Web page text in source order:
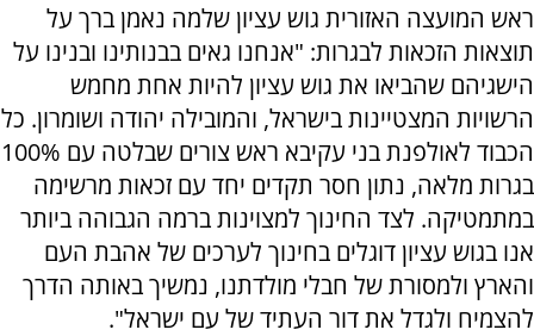
ראש המועצה האזורית גוש עציון שלמה נאמן ברך על
תוצאות הזכאות לבגרות: "אנחנו גאים בבנותינו ובנינו על
הישגיהם שהביאו את גוש עציון להיות אחת מחמש
הרשויות המצטיינות בישראל, והמובילה יהודה ושומרון. כל
הכבוד לאולפנת בני עקיבא ראש צורים שבלטה עם 100%
בגרות מלאה, נתון חסר תקדים יחד עם זכאות מרשימה
במתמטיקה. לצד החינוך למצוינות ברמה הגבוהה ביותר
אנו בגוש עציון דוגלים בחינוך לערכים של אהבת העם
והארץ ולמסורת של חבלי מולדתנו, נמשיך באותה הדרך
להצמיח ולגדל את דור העתיד של עם ישראל".